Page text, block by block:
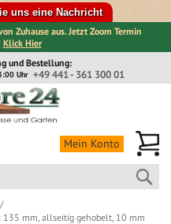
uns eine Nachricht
Zuhause aus. Jetzt Zoom Termin
Klick Hier
und Bestellung:
+49 441 - 361 300 01
Uhr
Mein Konto
mm, allseitig gehobelt, 10 mm